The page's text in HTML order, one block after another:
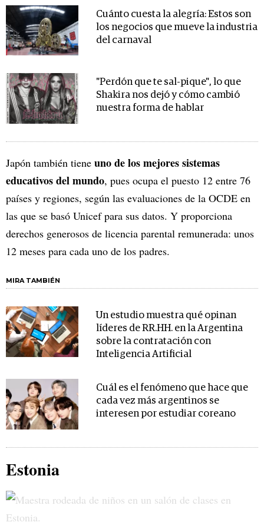
Cuánto cuesta la alegría: Estos son
los negocios que mueve la industria
del carnaval
"Perdón que te sal-pique", lo que
Shakira nos dejó y cómo cambió
nuestra forma de hablar
Japón también tiene uno de los mejores sistemas
educativos del mundo, pues ocupa el puesto 12 entre 76
países y regiones, según las evaluaciones de la OCDE en
las que se basó Unicef para sus datos. Y proporciona
derechos generosos de licencia parental remunerada: unos
12 meses para cada uno de los padres.
MIRA TAMBIÉN
Un estudio muestra qué opinan
líderes de RR.HH. en la Argentina
sobre la contratación con
Inteligencia Artificial
Cuál es el fenómeno que hace que
cada vez más argentinos se
interesen por estudiar coreano
Estonia